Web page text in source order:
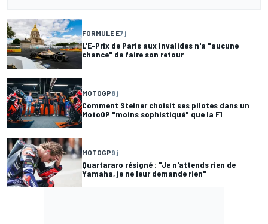
FORMULE E7 j
L'E-Prix de Paris aux Invalides n'a "aucune
chance" de faire son retour
MOTOGP8 j
Comment Steiner choisit ses pilotes dans un
MotoGP "moins sophistiqué" que la F1
MOTOGP9 j
Quartararo résigné : "Je n'attends rien de
Yamaha, je ne leur demande rien"